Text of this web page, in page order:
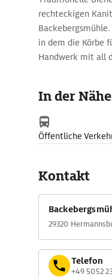
rechteckigen
in dem die Körbe
Handwerk mit all
In der Nähe
Öffentliche
Kontakt
29320
Telefon
+49 5052